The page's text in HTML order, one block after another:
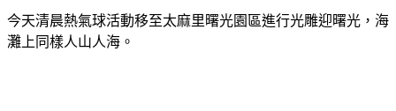
今天清晨熱氣球活動移至太麻里曙光園區進行光雕迎曙光，海
灘上同樣人山人海。